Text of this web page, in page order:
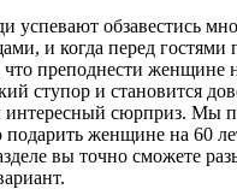
успевают обзавестись
и когда перед гостями
что преподнести женщине
ступор и становится
интересный сюрприз. Мы
подарить женщине на 60
вы точно сможете